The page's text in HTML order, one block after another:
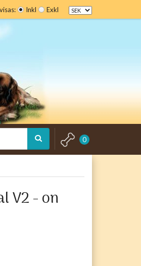
Inkl Exkl
0
V2 - on